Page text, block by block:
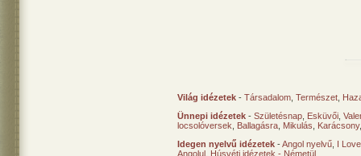
Világ idézetek - Társadalom Természet
Ünnepi idézetek - Születésnap Esküvői
locsolóversek
Ballagásra Mikulás Karácsony
Idegen nyelvű idézetek -Angol nyelvű I
Angolul Húsvéti idézetek - Németül